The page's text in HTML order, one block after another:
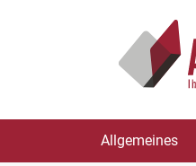
Allgemeines